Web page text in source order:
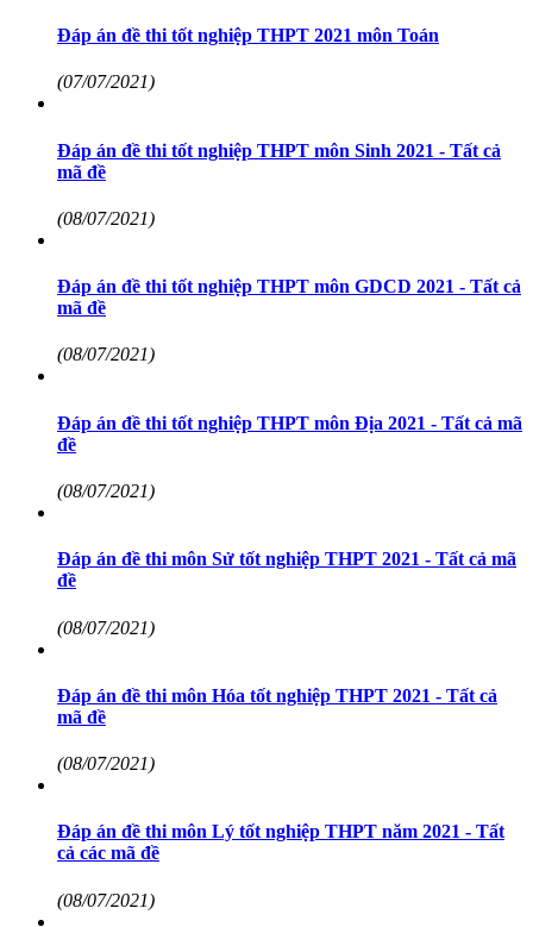
Đáp án đề thi tốt nghiệp THPT 2021 môn Toán
(07/07/2021)
Đáp án đề thi tốt nghiệp THPT môn Sinh 2021 - Tất cả
mã đề
(08/07/2021)
Đáp án đề thi tốt nghiệp THPT môn GDCD 2021 - Tất cả
mã đề
(08/07/2021)
Đáp án đề thi tốt nghiệp THPT môn Địa 2021 - Tất cả mã
đề
(08/07/2021)
Đáp án đề thi môn Sử tốt nghiệp THPT 2021 - Tất cả mã
đề
(08/07/2021)
Đáp án đề thi môn Hóa tốt nghiệp THPT 2021 - Tất cả
mã đề
(08/07/2021)
Đáp án đề thi môn Lý tốt nghiệp THPT năm 2021 - Tất
cả các mã đề
(08/07/2021)